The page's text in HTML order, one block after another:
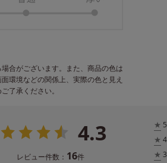
合がございます。また、商品の色は
環境などの関係上、実際の色と見え
了承ください。
4.3
レビュー件数： 16件
★ 5
★ 4
★ 3